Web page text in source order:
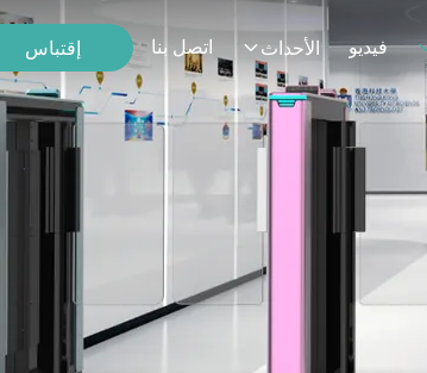
فيديو الأحداث اتصل بنا إقتباس